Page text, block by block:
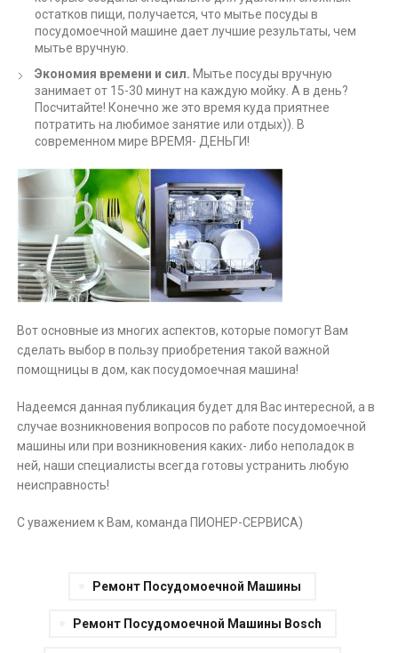
остатков пищи, получается, что мытье посуды в
посудомоечной машине дает лучшие результаты, чем
мытье вручную.
Экономия времени и сил. Мытье посуды вручную
занимает от 15-30 минут на каждую мойку. А в день?
Посчитайте! Конечно же это время куда приятнее
потратить на любимое занятие или отдых)). В
современном мире ВРЕМЯ- ДЕНЬГИ!
Вот основные из многих аспектов, которые помогут Вам
сделать выбор в пользу приобретения такой важной
помощницы в дом, как посудомоечная машина!
Надеемся данная публикация будет для Вас интересной, а в
случае возникновения вопросов по работе посудомоечной
машины или при возникновения каких- либо неполадок в
ней, наши специалисты всегда готовы устранить любую
неисправность!
С уважением к Вам, команда ПИОНЕР-СЕРВИСА)
Ремонт Посудомоечной Машины
Ремонт Посудомоечной Машины Bosch